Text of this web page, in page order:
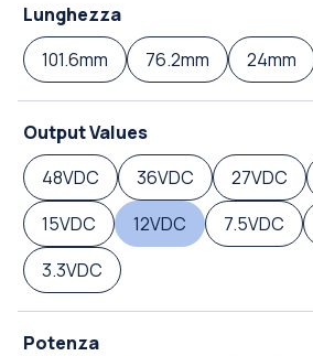
Lunghezza
101.6mm
76.2mm 24mm
Output Values
48VDC
36VDC 27VDC
15VDC
12VDC 7.5VDC
3.3VDC
Potenza